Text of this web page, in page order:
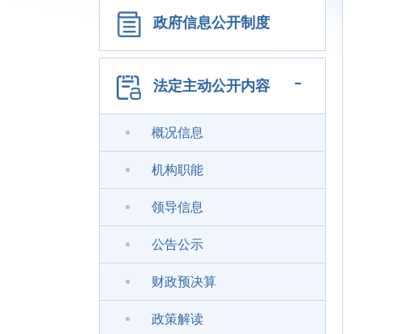
政府信息公开制度
法定主动公开内容 -
概况信息
机构职能
领导信息
公告公示
财政预决算
政策解读